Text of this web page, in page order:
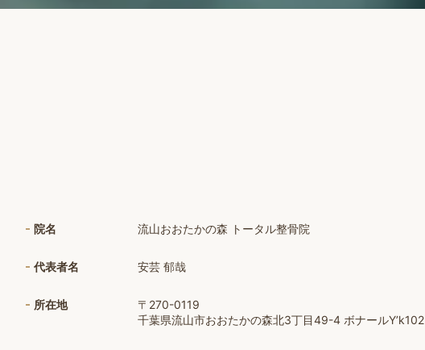
院名 流山おおたかの森 トータル整骨院
代表者名 安芸 郁哉
所在地
〒270-0119
千葉県流山市おおたかの森北3丁目49-4 ボナールY’k102